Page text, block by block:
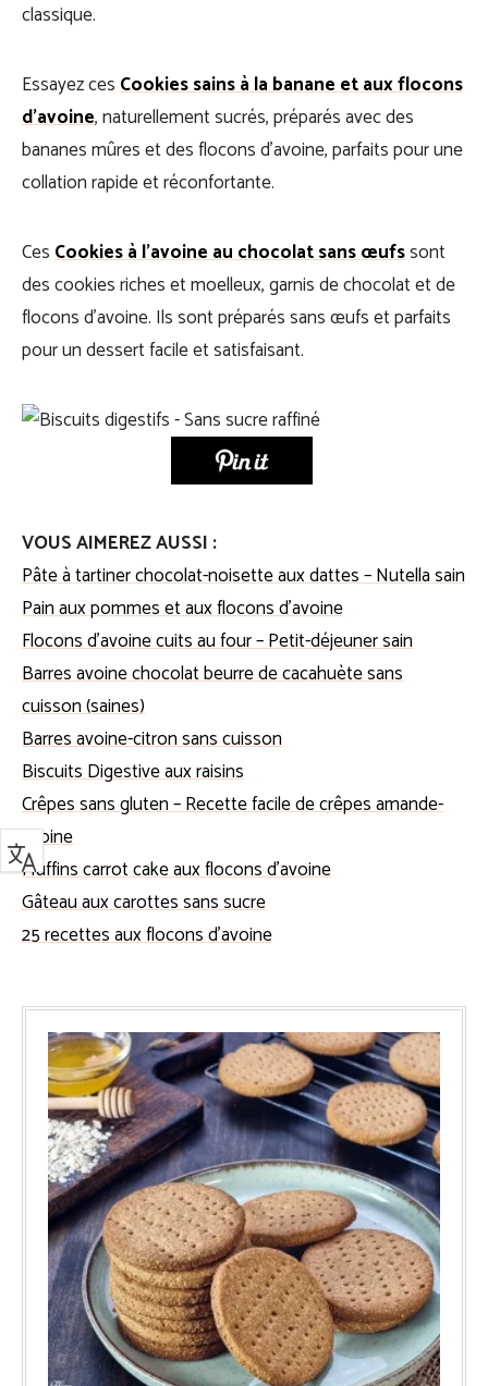
classique.
Essayez cesCookies sains à la banane et aux flocons
d’avoine, naturellement sucrés, préparés avec des
bananes mûres et des flocons d’avoine, parfaits pour une
collation rapide et réconfortante.
CesCookies à l’avoine au chocolat sans œufssont
des cookies riches et moelleux, garnis de chocolat et de
flocons d’avoine. Ils sont préparés sans œufs et parfaits
pour un dessert facile et satisfaisant.
VOUS AIMEREZ AUSSI :
Pâte à tartiner chocolat-noisette aux dattes – Nutella sain
Pain aux pommes et aux flocons d’avoine
Flocons d’avoine cuits au four – Petit-déjeuner sain
Barres avoine chocolat beurre de cacahuète sans
cuisson (saines)
Barres avoine-citron sans cuisson
Biscuits Digestive aux raisins
Crêpes sans gluten – Recette facile de crêpes amande-
avoine
Muffins carrot cake aux flocons d’avoine
Gâteau aux carottes sans sucre
25 recettes aux flocons d’avoine